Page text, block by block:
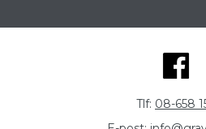
Tlf: 08-658